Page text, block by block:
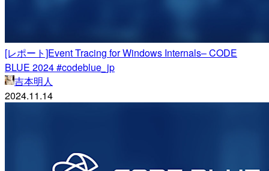
[レポート]Event Tracing for Windows Internals– CODE
BLUE 2024 #codeblue_jp
吉本明人
2024.11.14